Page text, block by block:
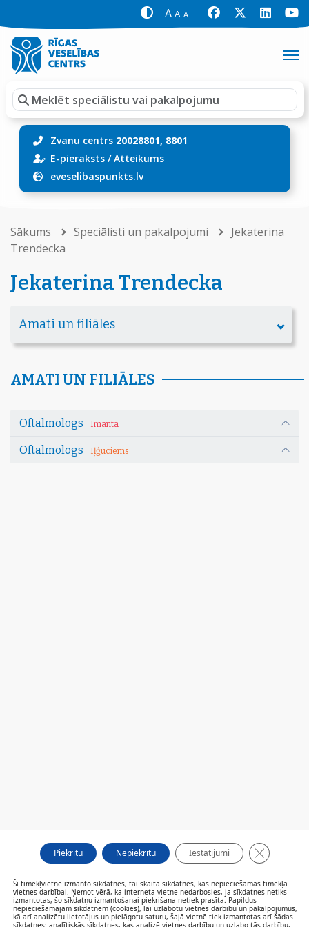
A A A
Zvanu centrs 20028801, 8801
E-pieraksts/Atteikums
eveselibaspunkts.lv
Sākums Speciālisti un pakalpojumi
Jekaterina
Trendecka
Jekaterina Trendecka
Amati un filiāles
AMATI UN FILIĀLES
Oftalmologs Imanta
Oftalmologs Iļģuciems
FILIĀLES
AKTUALITĀTES
Šī tīmekļvietne izmanto sīkdatnes, tai skaitā sīkdatnes, kas nepieciešamas tīmekļa
vietnes darbībai. Ņemot vērā, ka interneta vietne nedarbosies, ja sīkdatnes netiks
izmantotas, šo sīkdatņu izmantošanai piekrišana netiek prasīta. Papildus
nepieciešamajām sīkdatnēm (cookies), lai uzlabotu vietnes darbību un pakalpojumus,
kā arī analizētu lietotājus un pielāgotu saturu, šajā vietnē tiek izmantotas arī šādas
sīkdatnes: analītiskās sīkdatnes, kas analizē vietnes darbību un uzlabo tās darbību,
Piekrītu Nepiekrītu Iestatījumi Close